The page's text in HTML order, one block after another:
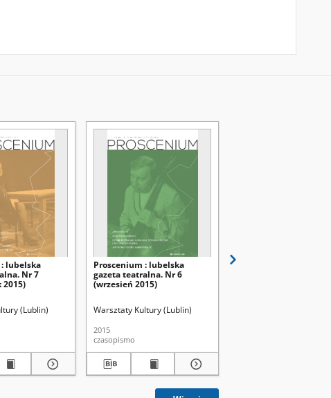
lubelska
Nr 7
(Lublin)
Proscenium : lubelska
gazeta teatralna. Nr 6
(wrzesień 2015)
Warsztaty Kultury (Lublin)
2015
czasopismo